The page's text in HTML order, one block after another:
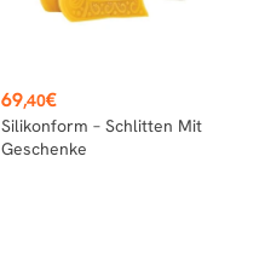
Preis
69,40€
Silikonform – Schlitten Mit
Geschenke